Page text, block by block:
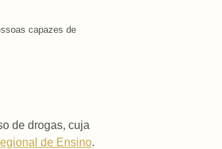
capazes de
de drogas, cuja
de Ensino.